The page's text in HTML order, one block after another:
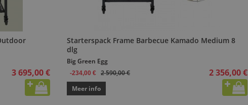
3 695,00 €
Starterspack Frame Barbecue Kamado Medium 8
dlg
Big Green Egg
-234,00 € 2 590,00 € 2 356,00 €
Meer info